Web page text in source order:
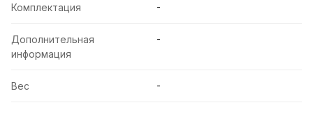
Комплектация -
Дополнительная
информация
-
Вес -